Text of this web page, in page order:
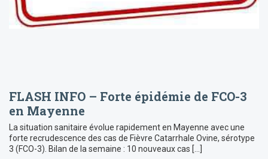
FLASH INFO – Forte épidémie de FCO-3
en Mayenne
La situation sanitaire évolue rapidement en Mayenne avec une
forte recrudescence des cas de Fièvre Catarrhale Ovine, sérotype
3 (FCO-3). Bilan de la semaine : 10 nouveaux cas […]